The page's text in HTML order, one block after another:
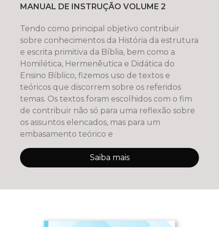
MANUAL DE INSTRUÇÃO VOLUME 2
Tendo como principal objetivo contribuir
sobre conhecimentos da História da estrutura
e escrita primitiva da Bíblia, bem como a
Homilética, Hermenêutica e Didática do
Ensino Bíblico, fizemos uso de textos e
teóricos que discorrem sobre os referidos
temas. Os textos foram escolhidos com o fim
de contribuir não só para uma reflexão sobre
os assuntos elencados, mas para um
embasamento teórico e
Saiba mais